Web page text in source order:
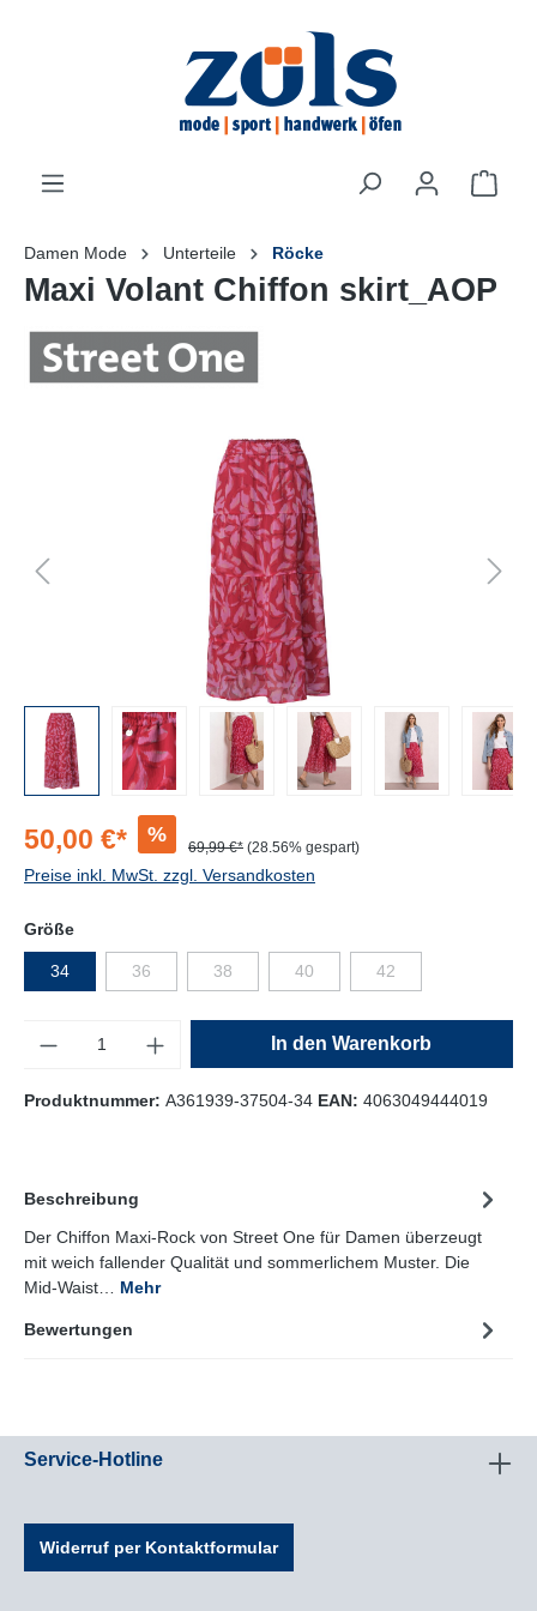
Damen Mode Unterteile Röcke
Maxi Volant Chiffon skirt_AOP
50,00 €* %
69,99 €* (28.56% gespart)
Preise inkl. MwSt. zzgl. Versandkosten
Größe
34 36 38 40 42
In den Warenkorb
Produktnummer: A361939-37504-34 EAN: 4063049444019
Beschreibung
Der Chiffon Maxi-Rock von Street One für Damen überzeugt
mit weich fallender Qualität und sommerlichem Muster. Die
Mid-Waist… Mehr
Bewertungen
Service-Hotline
Widerruf per Kontaktformular